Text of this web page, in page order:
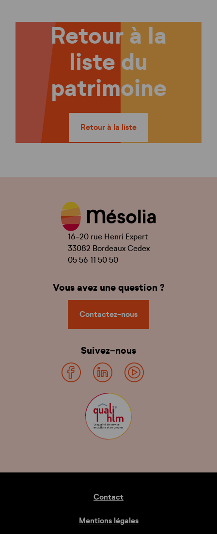
Retour à la
liste du
patrimoine
Retour à la liste
16-20 rue Henri Expert
33082 Bordeaux Cedex
05 56 11 50 50
Vous avez une question ?
Contactez-nous
Suivez-nous
Contact
Mentions légales